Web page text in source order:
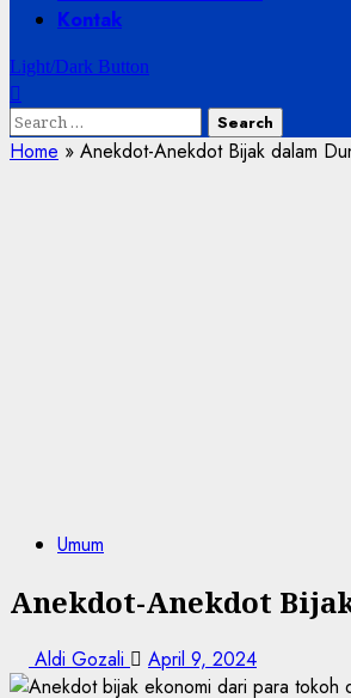
Kontak
Light/Dark Button
Search
for:
Home » Anekdot-Anekdot Bijak dalam
Umum
Anekdot-Anekdot
Aldi Gozali April 9, 2024